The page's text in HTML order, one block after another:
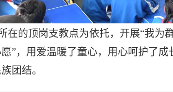
在的顶岗支教点为依托，开展“我为
”，用爱温暖了童心，用心呵护了
团结。